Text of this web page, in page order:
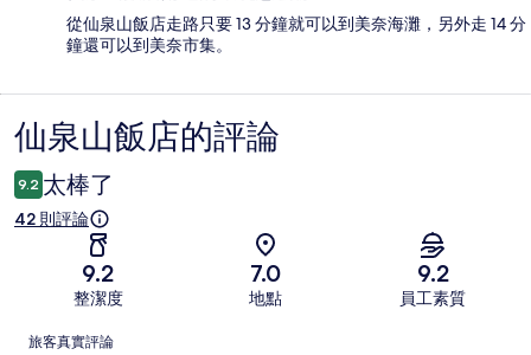
從仙泉山飯店走路只要 13 分鐘就可以到美奈海灘，另外走 14 分
鐘還可以到美奈市集。
評
論
仙泉山飯店的評論
9.2 太棒了
42 則評論
9.2
整潔度
7.0
地點
9.2
員工素質
評
旅客真實評論